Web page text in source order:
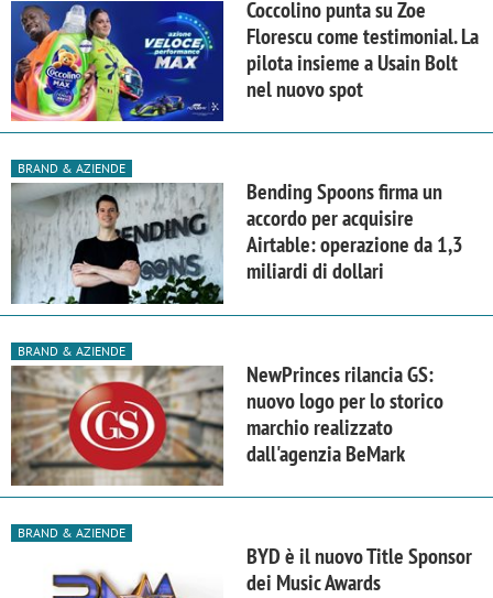
Coccolino punta su Zoe
Florescu come testimonial. La
pilota insieme a Usain Bolt
nel nuovo spot
BRAND & AZIENDE
Bending Spoons firma un
accordo per acquisire
Airtable: operazione da 1,3
miliardi di dollari
BRAND & AZIENDE
NewPrinces rilancia GS:
nuovo logo per lo storico
marchio realizzato
dall'agenzia BeMark
BRAND & AZIENDE
BYD è il nuovo Title Sponsor
dei Music Awards